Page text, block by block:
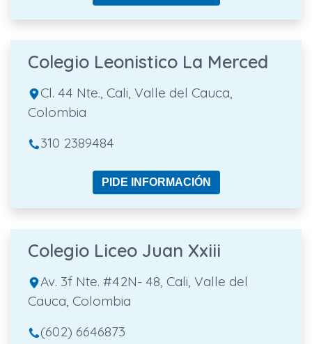
Colegio Leonistico La Merced
Cl. 44 Nte., Cali, Valle del Cauca,
Colombia
310 2389484
PIDE INFORMACIÓN
Colegio Liceo Juan Xxiii
Av. 3f Nte. #42N- 48, Cali, Valle del
Cauca, Colombia
(602) 6646873